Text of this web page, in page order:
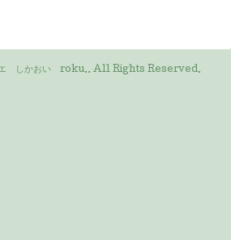
エ しかおい roku.. All Rights Reserved.